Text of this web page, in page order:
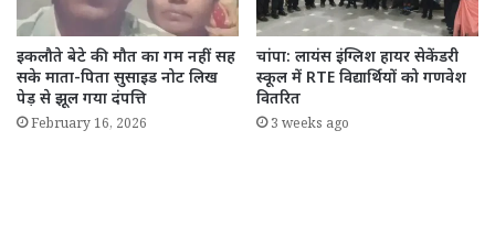
इकलौते बेटे की मौत का गम नहीं सह
सके माता-पिता सुसाइड नोट लिख
पेड़ से झूल गया दंपत्ति
February 16, 2026
चांपा: लायंस इंग्लिश हायर सेकेंडरी
स्कूल में RTE विद्यार्थियों को गणवेश
वितरित
3 weeks ago